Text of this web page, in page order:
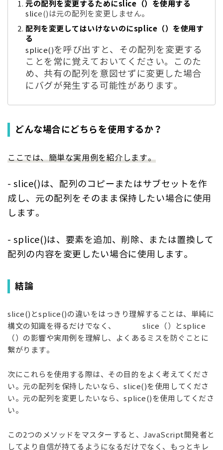
元の配列を変更するためにslice（）を使用する
slice() は元の配列を変更しません。
配列を変更してはいけないのにsplice（）を使用す
る
splice()を呼び出すと、その配列を変更する
ことを常に覚えておいてください。このた
め、共有の配列を意図せずに変更した場合
にバグが発生する可能性があります。
どんな場合にどちらを使用するか？
ここでは、簡単な実用例を紹介します。
- slice()は、配列のコピーまたはサブセッ トを作
成し、元の配列をそのまま保持したい場合に使用
します。
- splice()は、要素を追加、削除、または置換して
配列の内容を変更したい場合に使用します。
結論
slice() とsplice()の違いをはっきり理解することは、単純に
構文の知識を得るだけでなく、slice （）とsplice
（）の影響や実用例を理解し、よくあるミスを防ぐことに
繋がります。
次にこれらを使用する際は、その目的をよく考えてくださ
い。元の配列を保持したいなら、slice()を使用してくださ
い。元の配列を変更したいなら、splice()を使用してくださ
い。
この2つのメソッドをマスターすると、JavaScript開発者と
してより自信が持てるようになるだけでなく、もっとキレ